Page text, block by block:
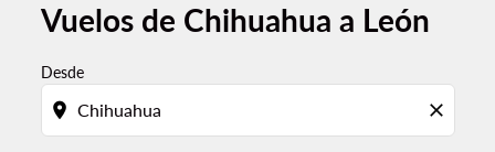
Vuelos de Chihuahua a León
Desde
location_on close